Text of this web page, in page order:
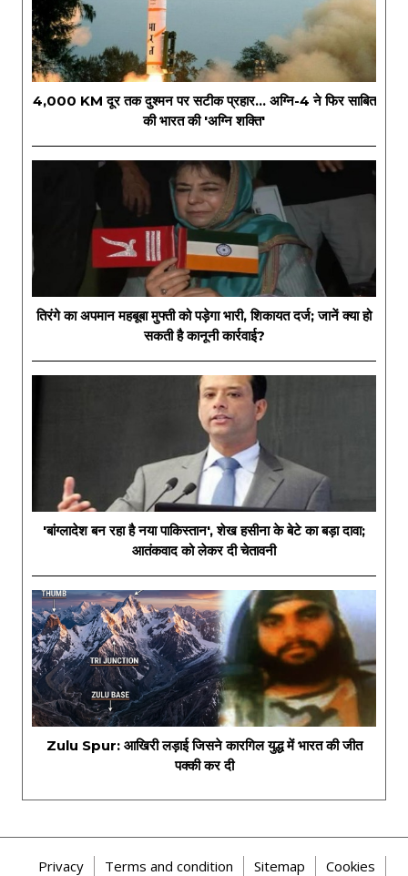
4,000 KM दूर तक दुश्मन पर सटीक प्रहार... अग्नि-4 ने फिर साबित
की भारत की 'अग्नि शक्ति'
तिरंगे का अपमान महबूबा मुफ्ती को पड़ेगा भारी, शिकायत दर्ज; जानें क्या हो
सकती है कानूनी कार्रवाई?
'बांग्लादेश बन रहा है नया पाकिस्तान', शेख हसीना के बेटे का बड़ा दावा;
आतंकवाद को लेकर दी चेतावनी
Zulu Spur: आखिरी लड़ाई जिसने कारगिल युद्ध में भारत की जीत
पक्की कर दी
Privacy Terms and condition Sitemap
Cookies